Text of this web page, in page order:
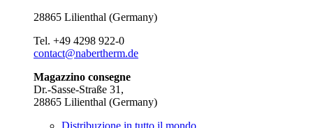
28865 Lilienthal (Germany)
Tel. +49 4298 922-0
contact@nabertherm.de
Magazzino consegne
Dr.-Sasse-Straße 31,
28865 Lilienthal (Germany)
Distribuzione in tutto il mondo